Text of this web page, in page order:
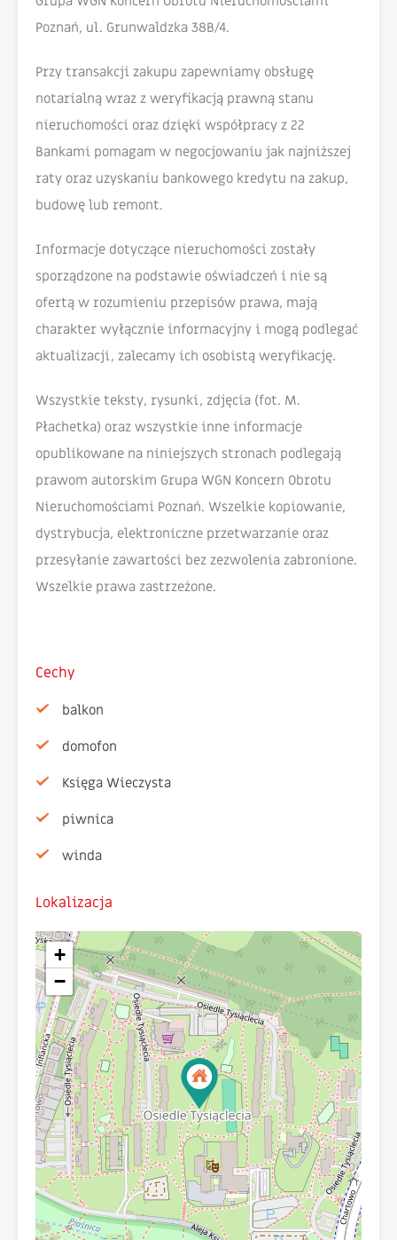
Poznań, ul. Grunwaldzka 38B/4.
Przy transakcji zakupu zapewniamy obsługę
notarialną wraz z weryfikacją prawną stanu
nieruchomości oraz dzięki współpracy z 22
Bankami pomagam w negocjowaniu jak najniższej
raty oraz uzyskaniu bankowego kredytu na zakup,
budowę lub remont.
Informacje dotyczące nieruchomości zostały
sporządzone na podstawie oświadczeń i nie są
ofertą w rozumieniu przepisów prawa, mają
charakter wyłącznie informacyjny i mogą podlegać
aktualizacji, zalecamy ich osobistą weryfikację.
Wszystkie teksty, rysunki, zdjęcia (fot. M.
Płachetka) oraz wszystkie inne informacje
opublikowane na niniejszych stronach podlegają
prawom autorskim Grupa WGN Koncern Obrotu
Nieruchomościami Poznań. Wszelkie kopiowanie,
dystrybucja, elektroniczne przetwarzanie oraz
przesyłanie zawartości bez zezwolenia zabronione.
Wszelkie prawa zastrzeżone.
Cechy
balkon
domofon
Księga Wieczysta
piwnica
winda
Lokalizacja
+
−